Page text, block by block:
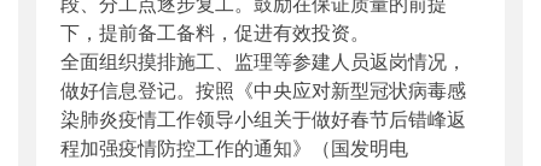
下，提前备工备料，促进有效投资。
全面组织摸排施工、监理等参建人员返岗情况，
做好信息登记。按照《中央应对新型冠状病毒感
染肺炎疫情工作领导小组关于做好春节后错峰返
程加强疫情防控工作的通知》（国发明电